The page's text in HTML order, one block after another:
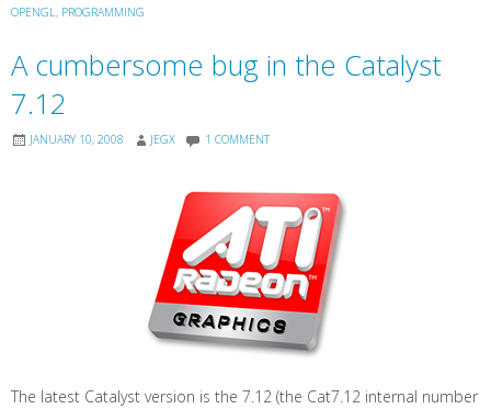
OPENGL, PROGRAMMING
A cumbersome bug in the Catalyst
7.12
JANUARY 10, 2008 JEGX 1 COMMENT
The latest Catalyst version is the 7.12 (the Cat7.12 internal number